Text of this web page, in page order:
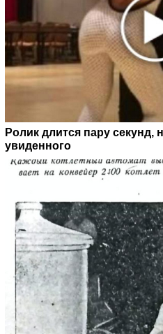
Ролик длится пару секунд,
увиденного